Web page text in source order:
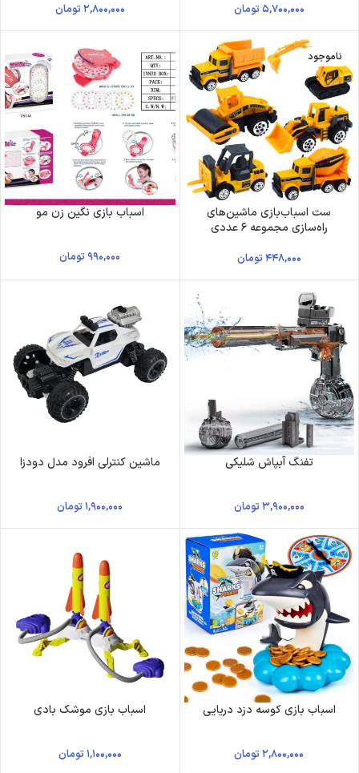
۵,۷۰۰,۰۰۰ تومان ۲,۸۰۰,۰۰۰ تومان
ناموجود
ست اسباب‌بازی ماشین‌های
راه‌سازی مجموعه ۶ عددی
۴۴۸,۰۰۰ تومان
اسباب بازی نگین زن مو
۹۹۰,۰۰۰ تومان
تفنگ آبپاش شلیکی
۳,۹۰۰,۰۰۰ تومان
ماشین کنترلی افرود مدل دودزا
۱,۹۰۰,۰۰۰ تومان
اسباب بازی کوسه دزد دریایی
۲,۸۰۰,۰۰۰ تومان
اسباب بازی موشک بادی
۱,۱۰۰,۰۰۰ تومان